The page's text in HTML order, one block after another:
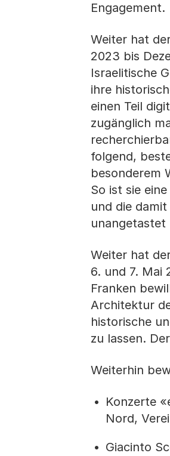
Engagement.
Weiter hat
2023 bis
Israelitische
ihre
einen Teil
zugänglich
folgend,
besonderem
So ist sie
und die
Weiter hat
6. und 7. Mai
Franken
Architektur
historische
zu lassen.
Weiterhin
Konzerte
Nord,
Giacinto